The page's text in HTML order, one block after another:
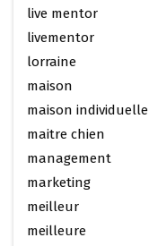
live mentor
livementor
lorraine
maison
maison individuelle
maitre chien
management
marketing
meilleur
meilleure